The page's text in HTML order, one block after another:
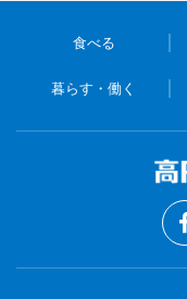
食べる
暮らす・働く